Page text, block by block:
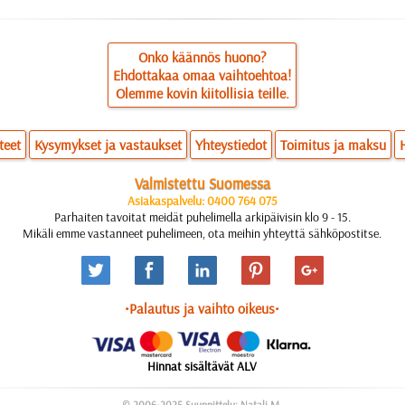
Onko käännös huono?
Ehdottakaa omaa vaihtoehtoa!
Olemme kovin kiitollisia teille.
Kysymykset ja vastaukset Yhteystiedot Toimitus ja maksu
Valmistettu Suomessa
Asiakaspalvelu: 0400 764 075
Parhaiten tavoitat meidät puhelimella arkipäivisin klo 9 - 15.
Mikäli emme vastanneet puhelimeen, ota meihin yhteyttä sähköpostitse.
•Palautus ja vaihto oikeus•
Hinnat sisältävät ALV